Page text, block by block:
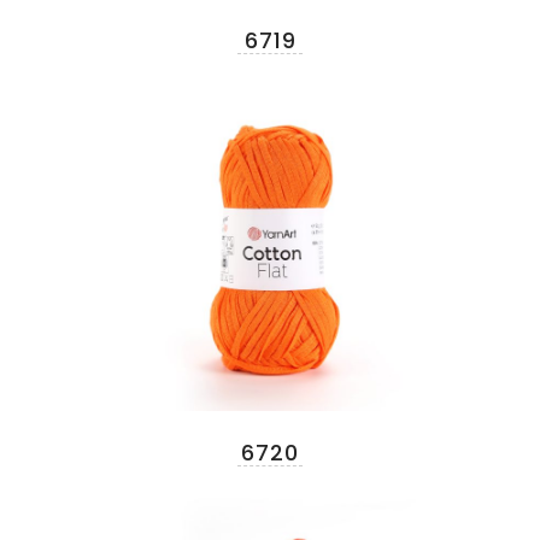
6719
6720